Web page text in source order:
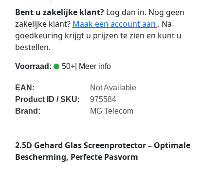
Bent u zakelijke klant?Log dan in. Nog geen
zakelijke klant? Maak een account aan . Na
goedkeuring krijgt u prijzen te zien en kunt u
bestellen.
Voorraad: 50+| Meer info
EAN:
Not Available
Product ID / SKU:
975584
Brand:
MG Telecom
2.5D Gehard Glas Screenprotector – Optimale
Bescherming, Perfecte Pasvorm